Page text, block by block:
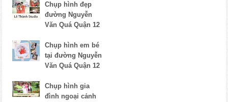
Chụp hình đẹp
đường Nguyễn
Văn Quá Quận 12
Chụp hình em bé
tại đường Nguyễn
Văn Quá Quận 12
Chụp hình gia
đình ngoại cảnh